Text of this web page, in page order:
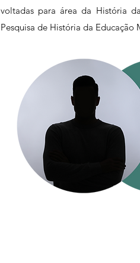
voltadas para área da História
Pesquisa de História da Educação